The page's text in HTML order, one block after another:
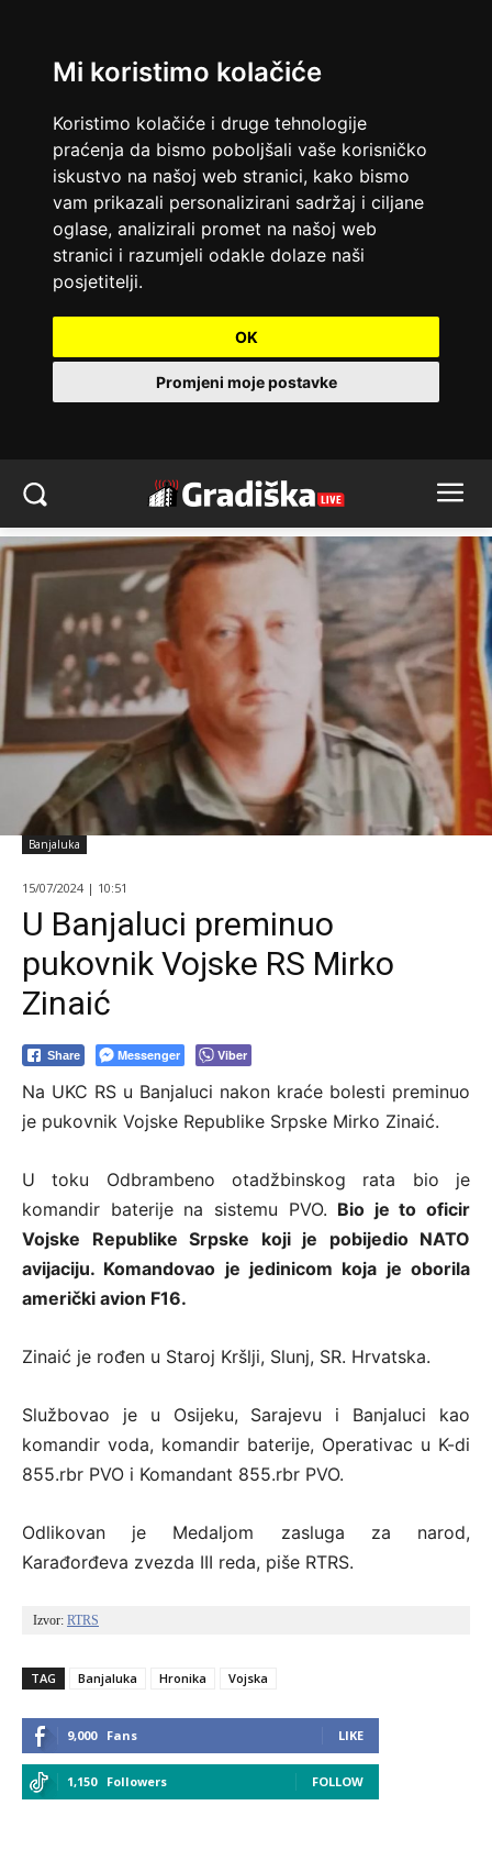
Mi koristimo kolačiće
Koristimo kolačiće i druge tehnologije
praćenja da bismo poboljšali vaše korisničko
iskustvo na našoj web stranici, kako bismo
vam prikazali personalizirani sadržaj i ciljane
oglase, analizirali promet na našoj web
stranici i razumjeli odakle dolaze naši
posjetitelji.
OK
Promjeni moje postavke
Banjaluka
15/07/2024 | 10:51
U Banjaluci preminuo
pukovnik Vojske RS Mirko
Zinaić
Share Messenger Viber
Na UKC RS u Banjaluci nakon kraće bolesti preminuo
je pukovnik Vojske Republike Srpske Mirko Zinaić.
U toku Odbrambeno otadžbinskog rata bio je
komandir baterije na sistemu PVO. Bio je to oficir
Vojske Republike Srpske koji je pobijedio NATO
avijaciju. Komandovao je jedinicom koja je oborila
američki avion F16.
Zinaić je rođen u Staroj Kršlji, Slunj, SR. Hrvatska.
Službovao je u Osijeku, Sarajevu i Banjaluci kao
komandir voda, komandir baterije, Operativac u K-di
855.rbr PVO i Komandant 855.rbr PVO.
Odlikovan je Medaljom zasluga za narod,
Karađorđeva zvezda III reda, piše RTRS.
Izvor: RTRS
TAG Banjaluka Hronika Vojska
9,000 Fans LIKE
1,150 Followers FOLLOW